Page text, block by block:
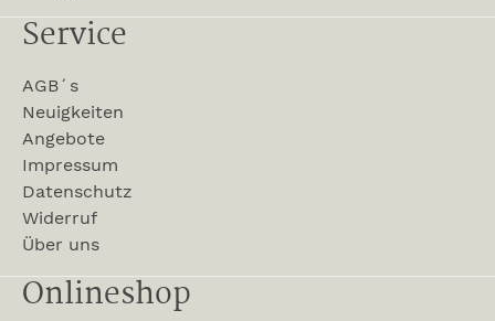
Service
AGB´s
Neuigkeiten
Angebote
Impressum
Datenschutz
Widerruf
Über uns
Onlineshop